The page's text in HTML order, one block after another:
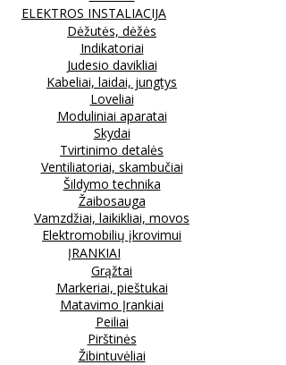
ELEKTROS INSTALIACIJA
Dėžutės, dėžės
Indikatoriai
Judesio davikliai
Kabeliai, laidai, jungtys
Loveliai
Moduliniai aparatai
Skydai
Tvirtinimo detalės
Ventiliatoriai, skambučiai
Šildymo technika
Žaibosauga
Vamzdžiai, laikikliai, movos
Elektromobilių įkrovimui
ĮRANKIAI
Grąžtai
Markeriai, pieštukai
Matavimo Įrankiai
Peiliai
Pirštinės
Žibintuvėliai